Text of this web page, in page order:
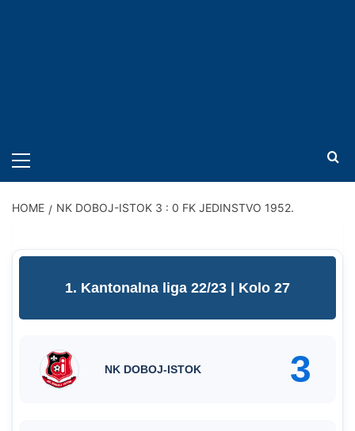
MENU
HOME NK DOBOJ-ISTOK 3 : 0 FK JEDINSTVO 1952.
1. Kantonalna liga 22/23 | Kolo 27
NK DOBOJ-ISTOK 3